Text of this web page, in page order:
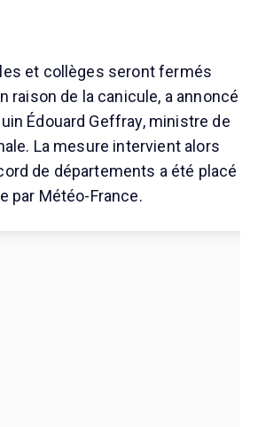
et collèges seront fermés
raison de la canicule, a annoncé
Édouard Geffray, ministre de
La mesure intervient alors
de départements a été placé
par Météo-France.